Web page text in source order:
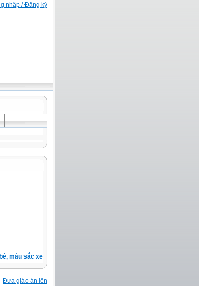
nhập / Đăng ký
sắc xe, nốt ruồi, xem tuổi.v.v.v )
Đưa giáo án lên